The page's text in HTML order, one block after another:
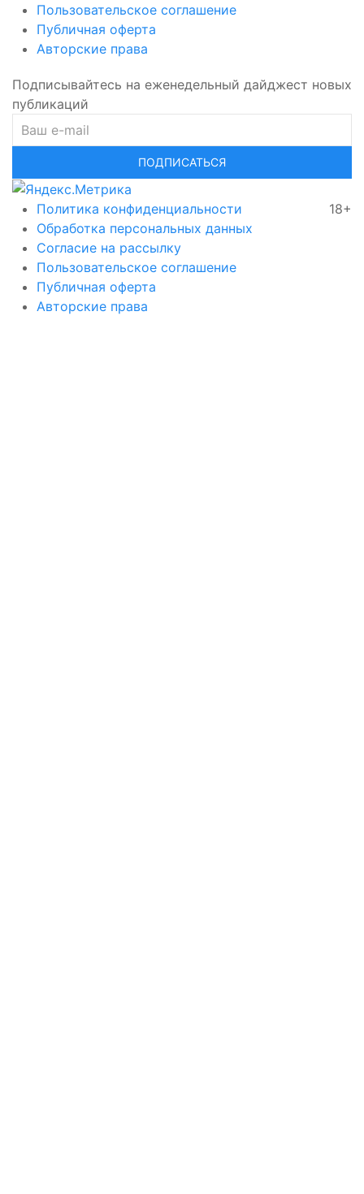
Пользовательское соглашение
Публичная оферта
Авторские права
Подписывайтесь на еженедельный дайджест новых
публикаций
ПОДПИСАТЬСЯ
Политика конфиденциальности
Обработка персональных данных
Согласие на рассылку
Пользовательское соглашение
Публичная оферта
Авторские права
18+